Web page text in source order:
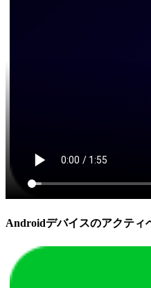
Androidデバイスのアクティ